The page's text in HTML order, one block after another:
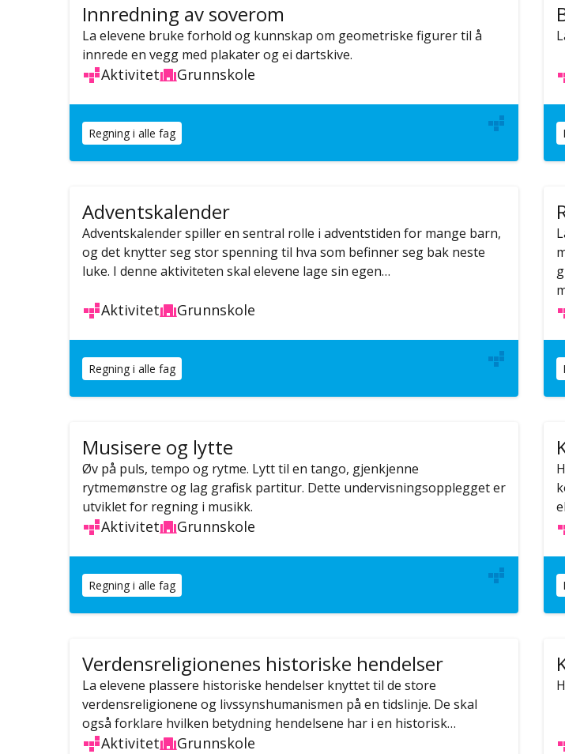
Innredning av soverom
La elevene bruke forhold og kunnskap om geometriske figurer til å
innrede en vegg med plakater og ei dartskive.
Aktivitet Grunnskole
Regning i alle fag
Adventskalender
Adventskalender spiller en sentral rolle i adventstiden for mange barn,
og det knytter seg stor spenning til hva som befinner seg bak neste
luke. I denne aktiviteten skal elevene lage sin egen…
Aktivitet Grunnskole
Regning i alle fag
Musisere og lytte
Øv på puls, tempo og rytme. Lytt til en tango, gjenkjenne
rytmemønstre og lag grafisk partitur. Dette undervisningsopplegget er
utviklet for regning i musikk.
Aktivitet Grunnskole
Regning i alle fag
Verdensreligionenes historiske hendelser
La elevene plassere historiske hendelser knyttet til de store
verdensreligionene og livssynshumanismen på en tidslinje. De skal
også forklare hvilken betydning hendelsene har i en historisk…
Aktivitet Grunnskole